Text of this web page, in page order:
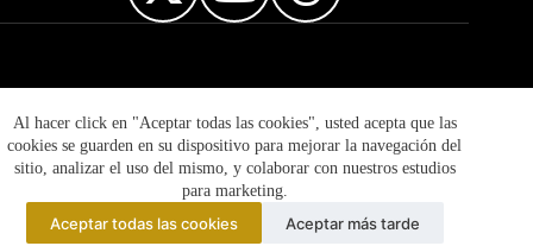
Al hacer click en "Aceptar todas las cookies", usted acepta que las
cookies se guarden en su dispositivo para mejorar la navegación del
sitio, analizar el uso del mismo, y colaborar con nuestros estudios
para marketing.
Aceptar todas las cookies Aceptar más tarde
© 2026 Mujer Informa - Prohibida la reproducción total o